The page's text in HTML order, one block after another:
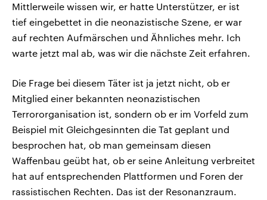
Mittlerweile wissen wir, er hatte Unterstützer, er ist
tief eingebettet in die neonazistische Szene, er war
auf rechten Aufmärschen und Ähnliches mehr. Ich
warte jetzt mal ab, was wir die nächste Zeit erfahren.
Die Frage bei diesem Täter ist ja jetzt nicht, ob er
Mitglied einer bekannten neonazistischen
Terrororganisation ist, sondern ob er im Vorfeld zum
Beispiel mit Gleichgesinnten die Tat geplant und
besprochen hat, ob man gemeinsam diesen
Waffenbau geübt hat, ob er seine Anleitung verbreitet
hat auf entsprechenden Plattformen und Foren der
rassistischen Rechten. Das ist der Resonanzraum.